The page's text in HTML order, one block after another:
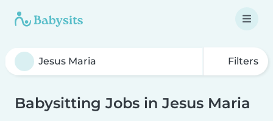
Filters
Babysitting Jobs in Jesus Maria